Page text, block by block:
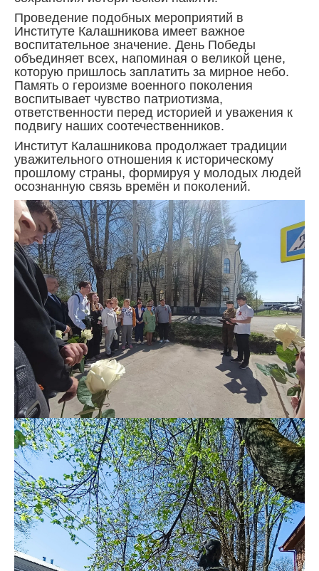
Проведение подобных мероприятий в
Институте Калашникова имеет важное
воспитательное значение. День Победы
объединяет всех, напоминая о великой цене,
которую пришлось заплатить за мирное небо.
Память о героизме военного поколения
воспитывает чувство патриотизма,
ответственности перед историей и уважения к
подвигу наших соотечественников.
Институт Калашникова продолжает традиции
уважительного отношения к историческому
прошлому страны, формируя у молодых людей
осознанную связь времён и поколений.